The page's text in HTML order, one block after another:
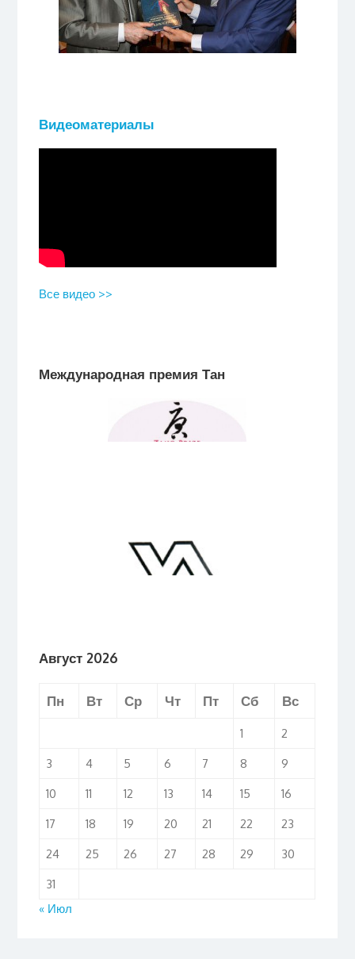
Видеоматериалы
Все видео >>
Международная премия Тан
Август 2026
Пн Вт Ср Чт Пт Сб Вс
1
2
3
4 5 6 7 8
9
10
11 12 13 14 15
16
17
18 19 20 21 22
23
24
25 26 27 28 29
30
31
« Июл